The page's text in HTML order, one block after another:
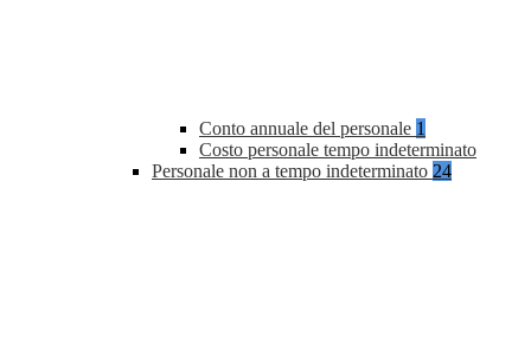
Conto annuale del personale 1
Costo personale tempo indeterminato
Personale non a tempo indeterminato 24